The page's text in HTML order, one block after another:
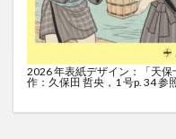
2026 年表紙デザイン：「天
作：久保田 哲央，1 号p. 34 参